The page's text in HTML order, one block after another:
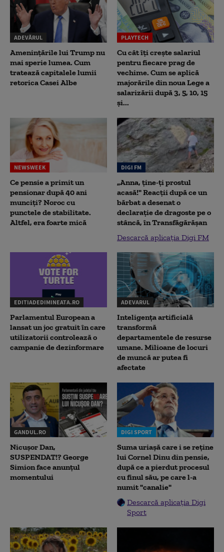
ADEVĂRUL
Amenințările lui Trump nu
mai sperie lumea. Cum
tratează capitalele lumii
retorica Casei Albe
PLAYTECH
Cu cât îți crește salariul
pentru fiecare prag de
vechime. Cum se aplică
majorările din noua Lege a
salarizării după 3, 5, 10, 15
și...
NEWSWEEK
Ce pensie a primit un
pensionar după 40 ani
munciți? Noroc cu
punctele de stabilitate.
Altfel, era foarte mică
DIGI FM
„Anna, ţine-ţi prostul
acasă!" Reacţii după ce un
bărbat a desenat o
declaraţie de dragoste pe o
stâncă, în Transfăgărăşan
Descarcă aplicația Digi FM
EDITIADEDIMINEATA.RO
Parlamentul European a
lansat un joc gratuit în care
utilizatorii controlează o
campanie de dezinformare
ADEVARUL
Inteligența artificială
transformă
departamentele de resurse
umane. Milioane de locuri
de muncă ar putea fi
afectate
GANDUL.RO
Nicușor Dan,
SUSPENDAT!? George
Simion face anunțul
momentului
DIGI SPORT
Suma uriașă care i se reține
lui Cornel Dinu din pensie,
după ce a pierdut procesul
cu finul său, pe care l-a
numit "canalie"
Descarcă aplicația Digi
Sport